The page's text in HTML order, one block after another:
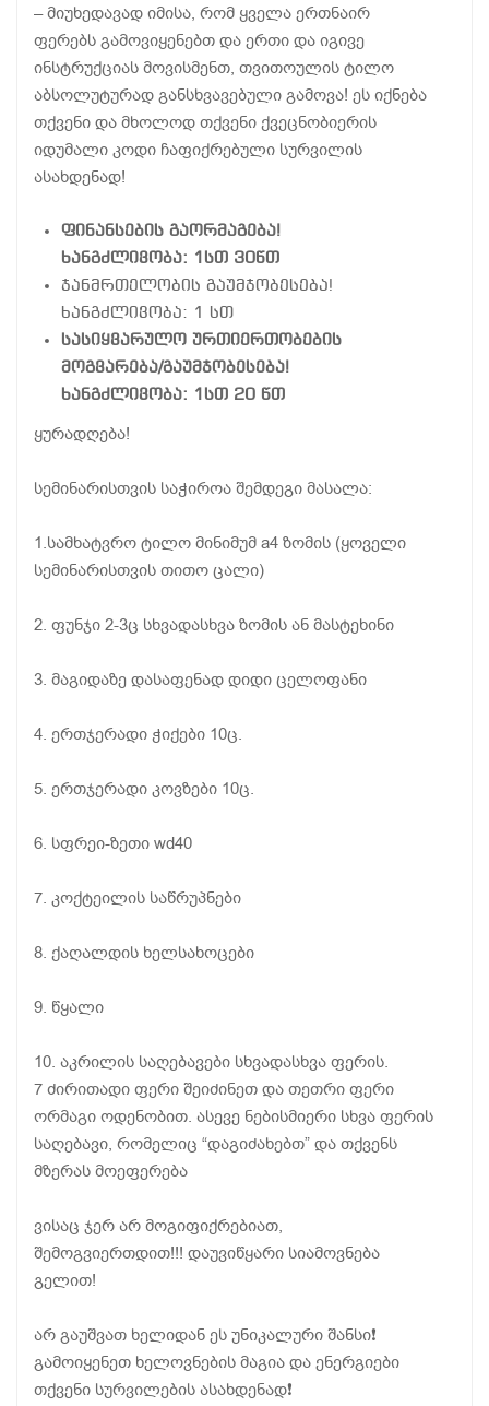
– მიუხედავად იმისა, რომ ყველა ერთნაირ
ფერებს გამოვიყენებთ და ერთი და იგივე
ინსტრუქციას მოვისმენთ, თვითოულის ტილო
აბსოლუტურად განსხვავებული გამოვა! ეს იქნება
თქვენი და მხოლოდ თქვენი ქვეცნობიერის
იდუმალი კოდი ჩაფიქრებული სურვილის
ასახდენად!
ფინანსების გაორმაგება!
ხანგძლივობა: 1სთ 30წთ
ჯანმრთელობის გაუმჯობესება!
ხანგძლივობა: 1 სთ
სასიყვარულო ურთიერთობების
მოგვარება/გაუმჯობესება!
ხანგძლივობა: 1სთ 20 წთ
ყურადღება!
სემინარისთვის საჭიროა შემდეგი მასალა:
1.სამხატვრო ტილო მინიმუმ a4 ზომის (ყოველი
სემინარისთვის თითო ცალი)
2. ფუნჯი 2-3ც სხვადასხვა ზომის ან მასტეხინი
3. მაგიდაზე დასაფენად დიდი ცელოფანი
4. ერთჯერადი ჭიქები 10ც.
5. ერთჯერადი კოვზები 10ც.
6. სფრეი-ზეთი wd40
7. კოქტეილის საწრუპნები
8. ქაღალდის ხელსახოცები
9. წყალი
10. აკრილის საღებავები სხვადასხვა ფერის.
7 ძირითადი ფერი შეიძინეთ და თეთრი ფერი
ორმაგი ოდენობით. ასევე ნებისმიერი სხვა ფერის
საღებავი, რომელიც “დაგიძახებთ” და თქვენს
მზერას მოეფერება
ვისაც ჯერ არ მოგიფიქრებიათ,
შემოგვიერთდით!!! დაუვიწყარი სიამოვნება
გელით!
არ გაუშვათ ხელიდან ეს უნიკალური შანსი❗
გამოიყენეთ ხელოვნების მაგია და ენერგიები
თქვენი სურვილების ასახდენად❗